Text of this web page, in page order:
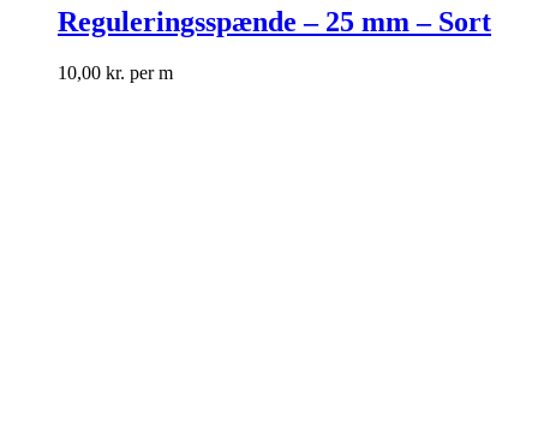
Reguleringsspænde – 25 mm – Sort
10,00 kr. per m